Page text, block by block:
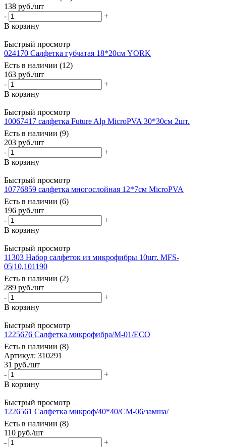
138 руб./шт
-
+
В корзину
Быстрый просмотр
024170 Салфетка губчатая 18*20см YORK
Есть в наличии (12)
163 руб./шт
-
+
В корзину
Быстрый просмотр
10067417 салфетка Future Alp MicroPVA 30*30см 2шт.
Есть в наличии (9)
203 руб./шт
-
+
В корзину
Быстрый просмотр
10776859 салфетка многослойная 12*7см MicroPVA
Есть в наличии (6)
196 руб./шт
-
+
В корзину
Быстрый просмотр
11303 Набор салфеток из микрофибры 10шт. MFS-
05|10,101190
Есть в наличии (2)
289 руб./шт
-
+
В корзину
Быстрый просмотр
1225676 Салфетка микрофибра/М-01/ECO
Есть в наличии (8)
Артикул: 310291
31 руб./шт
-
+
В корзину
Быстрый просмотр
1226561 Салфетка микроф/40*40/СМ-06/замша/
Есть в наличии (8)
110 руб./шт
-
+